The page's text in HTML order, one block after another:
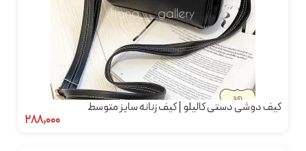
کیف دوشی دستی کالیلو | کیف زنانه سایز متوسط